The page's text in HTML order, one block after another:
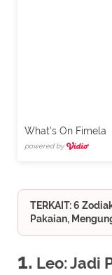
What's On Fimela
powered by
TERKAIT: 6
Pakaian,
1. Leo: Jadi